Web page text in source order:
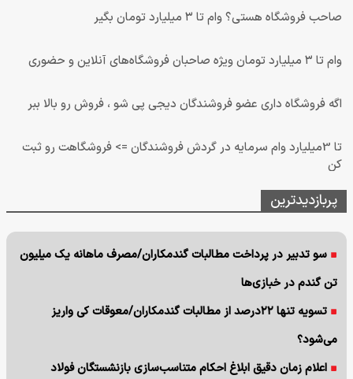
صاحب فروشگاه هستی؟ وام تا ۳ میلیارد تومان بگیر
وام تا ۳ میلیارد تومان ویژه صاحبان فروشگاه‌های آنلاین و حضوری
اگه فروشگاه داری عضو فروشندگان دیجی پی شو ، فروش رو بالا ببر
تا 3میلیارد وام سرمایه در گردش فروشندگان => فروشگاهت رو ثبت
کن
پربازدیدترین
سو تدبیر در پرداخت مطالبات گندمکاران/مصرف ماهانه یک میلیون
تن گندم در خبازی‌ها
تسویه تنها ۲۲درصد از مطالبات گندمکاران/معوقات کی واریز
می‌شود؟
اعلام زمان دقیق ابلاغ احکام متناسب‌سازی بازنشستگان فولاد